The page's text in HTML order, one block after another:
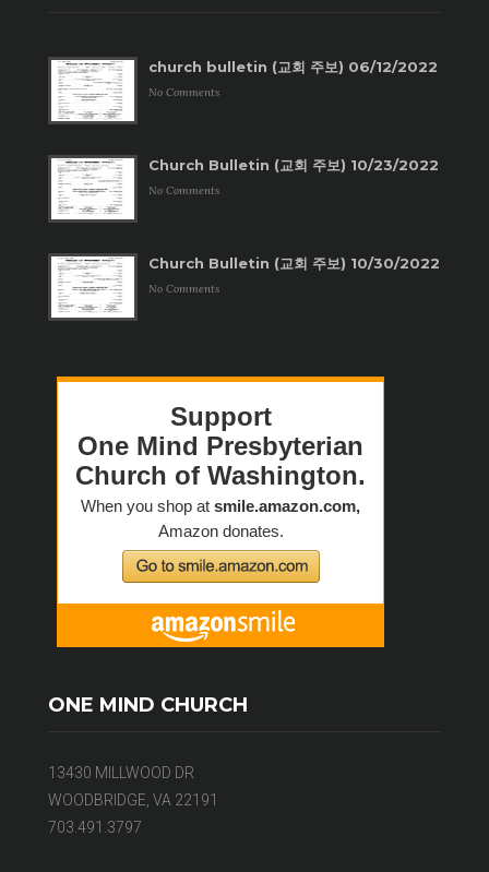
church bulletin (교회 주보) 06/12/2022
No Comments
Church Bulletin (교회 주보) 10/23/2022
No Comments
Church Bulletin (교회 주보) 10/30/2022
No Comments
ONE MIND CHURCH
13430 MILLWOOD DR
WOODBRIDGE, VA 22191
703.491.3797